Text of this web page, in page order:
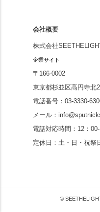
会社概要
株式会社SEETHELIGHT
企業サイト
〒166-0002
東京都杉並区高円寺北
電話番号：03-3330-
メール：
電話対応時間：12：
定休日：土・日・祝祭
©